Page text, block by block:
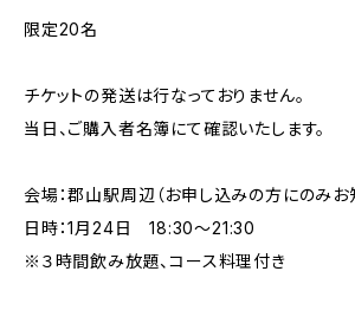
限定20名
チケットの発送は行なっておりません。
当日、ご購入者名簿にて確認いたします。
会場：郡山駅周辺（お申し込みの方にのみお
日時：1月24日 18:30〜21:30
※３時間飲み放題、コース料理付き